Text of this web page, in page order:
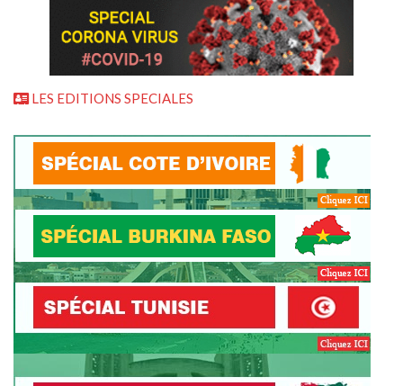
LES EDITIONS SPECIALES